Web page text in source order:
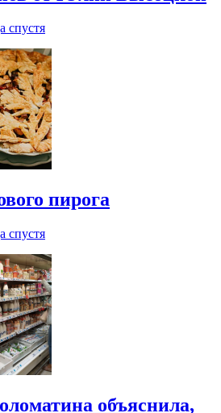
спустя
пирога
спустя
объяснила,